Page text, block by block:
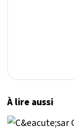
À lire aussi